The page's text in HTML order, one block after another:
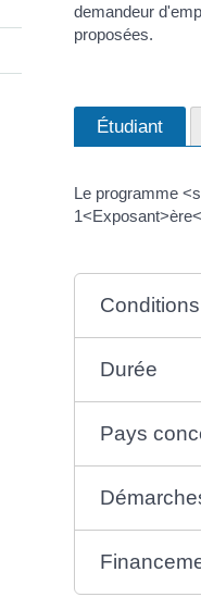
demandeur
proposées.
Étudiant
Le programme
Durée
Pays